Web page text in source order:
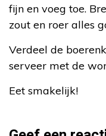
fijn en voeg toe.
zout en roer alles
Verdeel de
serveer met de
Eet smakelijk!